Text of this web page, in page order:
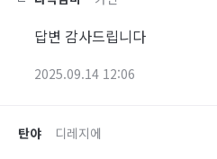
답변 감사드립니다
2025.09.14 12:06
탄야 디레지에